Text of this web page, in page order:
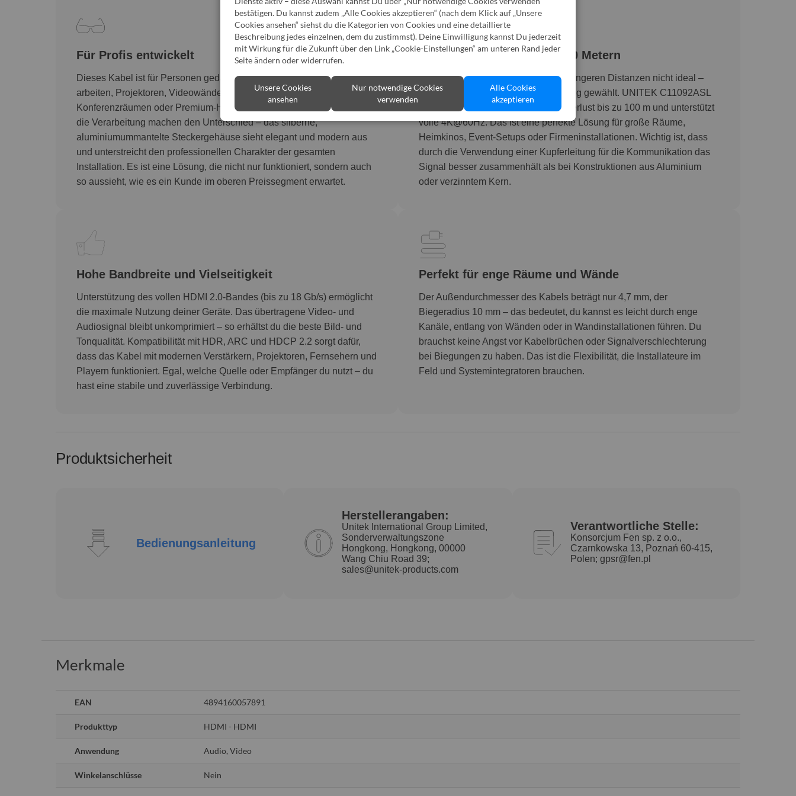
Für Profis entwickelt
Dieses Kabel ist für Personen gedacht, die mit hochwertiger Ausrüstung
arbeiten, Projektoren, Videowände oder AV-Systeme in Büros,
Konferenzräumen oder Premium-Häusern installieren. Das Design und
die Verarbeitung machen den Unterschied – das silberne,
aluminiumummantelte Steckergehäuse sieht elegant und modern aus
und unterstreicht den professionellen Charakter der gesamten
Installation. Es ist eine Lösung, die nicht nur funktioniert, sondern auch
so aussieht, wie es ein Kunde im oberen Preissegment erwartet.
Stabiles Signal auch bei 100 Metern
Standard-Kabel mit Kupfer sind bei längeren Distanzen nicht ideal –
deshalb wird die Glasfaserübertragung gewählt. UNITEK C11092ASL
überträgt das Signal ohne Qualitätsverlust bis zu 100 m und unterstützt
volle 4K@60Hz. Das ist eine perfekte Lösung für große Räume,
Heimkinos, Event-Setups oder Firmeninstallationen. Wichtig ist, dass
durch die Verwendung einer Kupferleitung für die Kommunikation das
Signal besser zusammenhält als bei Konstruktionen aus Aluminium
oder verzinntem Kern.
Hohe Bandbreite und Vielseitigkeit
Unterstützung des vollen HDMI 2.0-Bandes (bis zu 18 Gb/s) ermöglicht
die maximale Nutzung deiner Geräte. Das übertragene Video- und
Audiosignal bleibt unkomprimiert – so erhältst du die beste Bild- und
Tonqualität. Kompatibilität mit HDR, ARC und HDCP 2.2 sorgt dafür,
dass das Kabel mit modernen Verstärkern, Projektoren, Fernsehern und
Playern funktioniert. Egal, welche Quelle oder Empfänger du nutzt – du
hast eine stabile und zuverlässige Verbindung.
Perfekt für enge Räume und Wände
Der Außendurchmesser des Kabels beträgt nur 4,7 mm, der
Biegeradius 10 mm – das bedeutet, du kannst es leicht durch enge
Kanäle, entlang von Wänden oder in Wandinstallationen führen. Du
brauchst keine Angst vor Kabelbrüchen oder Signalverschlechterung
bei Biegungen zu haben. Das ist die Flexibilität, die Installateure im
Feld und Systemintegratoren brauchen.
Produktsicherheit
Bedienungsanleitung
Herstellerangaben:
Unitek International Group Limited,
Sonderverwaltungszone
Hongkong, Hongkong, 00000
Wang Chiu Road 39;
sales@unitek-products.com
Verantwortliche Stelle:
Konsorcjum Fen sp. z o.o.,
Czarnkowska 13, Poznań 60-415,
Polen; gpsr@fen.pl
Merkmale
EAN 4894160057891
Produkttyp HDMI - HDMI
Anwendung Audio, Video
Winkelanschlüsse Nein
bestätigen. Du kannst zudem „Alle Cookies akzeptieren“ (nach dem Klick auf „Unsere
Cookies ansehen“ siehst du die Kategorien von Cookies und eine detaillierte
Beschreibung jedes einzelnen, dem du zustimmst). Deine Einwilligung kannst Du jederzeit
mit Wirkung für die Zukunft über den Link „Cookie-Einstellungen“ am unteren Rand jeder
Seite ändern oder widerrufen.
Alle Cookies
akzeptieren
Nur notwendige Cookies
verwenden
Unsere Cookies
ansehen